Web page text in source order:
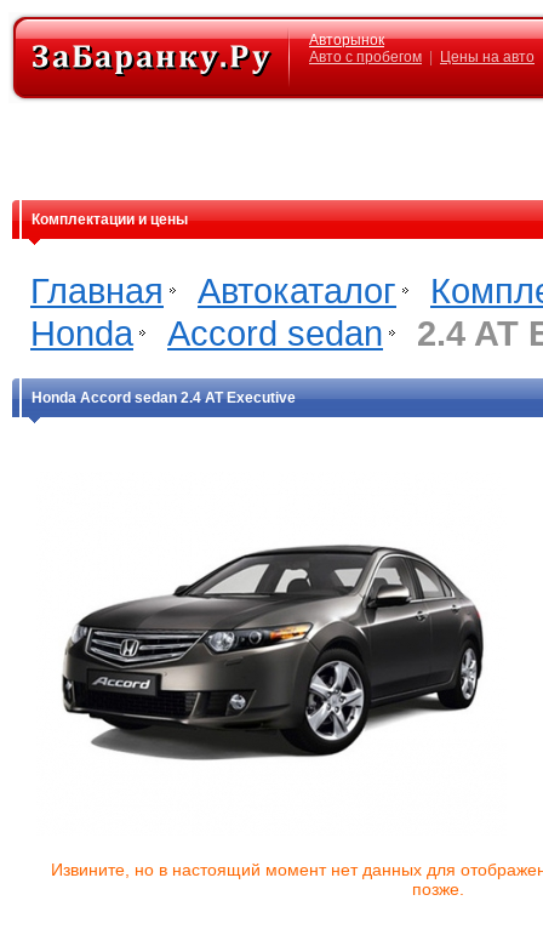
Авторынок
Авто с пробегом
Цены на авто
Комплектации и цены
Главная Автокаталог
Honda
Accord sedan 2.4 AT
Honda Accord sedan 2.4 AT Executive
Извините, но в настоящий момент нет данных для
позже.